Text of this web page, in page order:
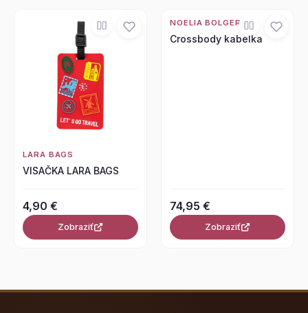
LARA BAGS
VISAČKA LARA BAGS
4,90 €
Zobraziť
NOELIA BOLGER
Crossbody kabelka
74,95 €
Zobraziť